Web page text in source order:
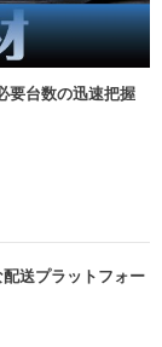
要台数の迅速把握
送プラットフォー